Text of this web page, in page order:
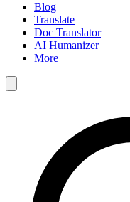
Blog
Translate
Doc Translator
AI Humanizer
More